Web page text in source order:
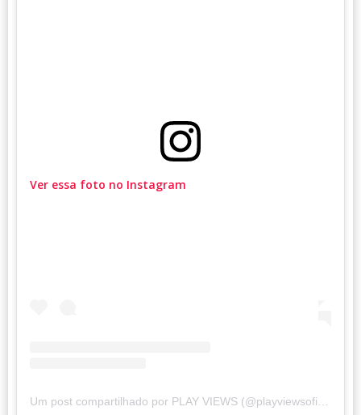
Ver essa foto no Instagram
Um post compartilhado por PLAY VIEWS (@playviewsoficial)